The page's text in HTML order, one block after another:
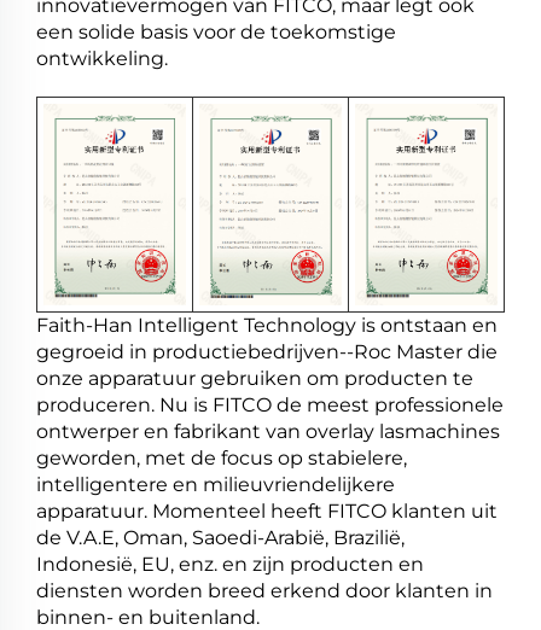
innovatievermogen van FITCO, maar legt ook
een solide basis voor de toekomstige
ontwikkeling.
Faith-Han Intelligent Technology is ontstaan en
gegroeid in productiebedrijven--Roc Master die
onze apparatuur gebruiken om producten te
produceren. Nu is FITCO de meest professionele
ontwerper en fabrikant van overlay lasmachines
geworden, met de focus op stabielere,
intelligentere en milieuvriendelijkere
apparatuur. Momenteel heeft FITCO klanten uit
de V.A.E, Oman, Saoedi-Arabië, Brazilië,
Indonesië, EU, enz. en zijn producten en
diensten worden breed erkend door klanten in
binnen- en buitenland.